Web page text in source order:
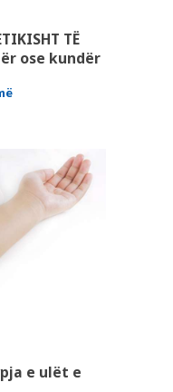
TË
ose kundër
e ulët e